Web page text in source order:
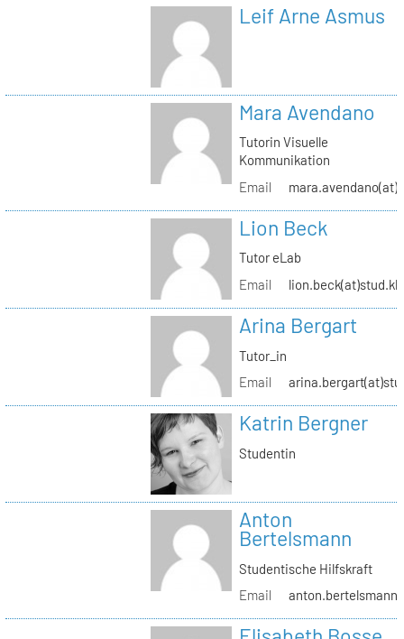
Leif Arne Asmus
Mara Avendano
Tutorin Visuelle
Kommunikation
Email
Lion Beck
Tutor eLab
Email
Arina Bergart
Tutor_in
Email
Katrin Bergner
Studentin
Anton
Bertelsmann
Studentische Hilfskraft
Email